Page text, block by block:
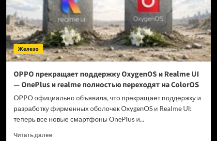
Железо
OPPO прекращает поддержку OxygenOS и Realme UI
— OnePlus и realme полностью переходят на ColorOS
OPPO официально объявила, что прекращает поддержку и
разработку фирменных оболочек OxygenOS и Realme UI:
теперь все новые смартфоны OnePlus и...
Читать далееПрочитать